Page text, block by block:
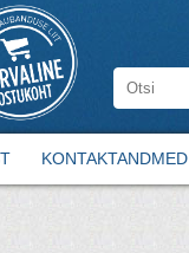
KONTAKTANDMED